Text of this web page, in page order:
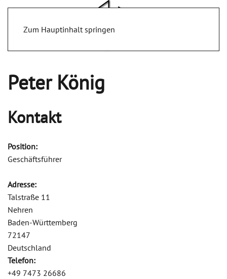
Zum Hauptinhalt springen
Peter König
Kontakt
Position:
Geschäftsführer
Adresse:
Talstraße 11
Nehren
Baden-Württemberg
72147
Deutschland
Telefon:
+49 7473 26686